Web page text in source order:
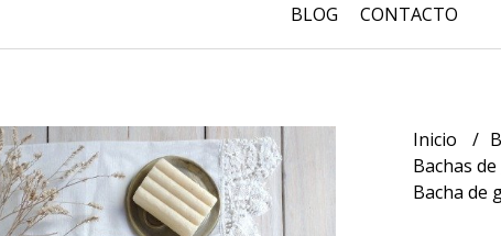
BLOG CONTACTO
Inicio
Bachas
Bacha de